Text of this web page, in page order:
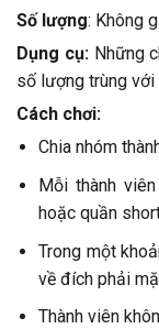
Số lượng: Không
Dụng cụ:Những
số lượng trùng
Cách chơi:
Chia nhóm
Mỗi thành
hoặc quần
Trong một
về đích phải
Thành viên